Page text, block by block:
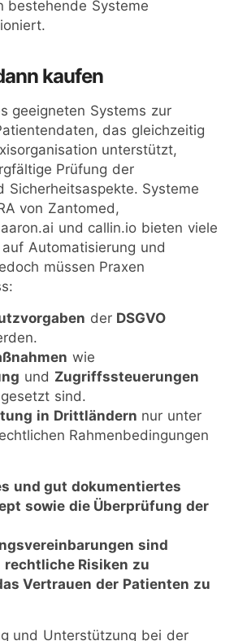
bestehende Systeme
kaufen
geeigneten Systems zur
das gleichzeitig
unterstützt,
Prüfung der
Sicherheitsaspekte. Systeme
von Zantomed,
und callin.io bieten viele
Automatisierung und
müssen Praxen
der DSGVO
wie
und Zugriffssteuerungen
sind.
in Drittländern nur unter
Rahmenbedingungen
und gut dokumentiertes
sowie die Überprüfung der
sind
Risiken zu
Vertrauen der Patienten zu
und Unterstützung bei der